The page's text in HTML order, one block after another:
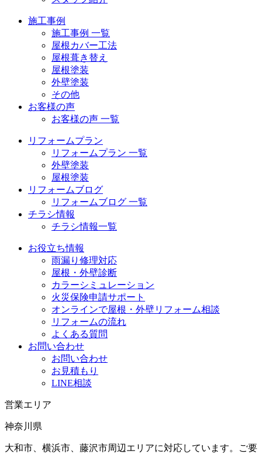
施工事例
施工事例 一覧
屋根カバー工法
屋根葺き替え
屋根塗装
外壁塗装
その他
お客様の声
お客様の声 一覧
リフォームプラン
リフォームプラン 一覧
外壁塗装
屋根塗装
リフォームブログ
リフォームブログ 一覧
チラシ情報
チラシ情報一覧
お役立ち情報
雨漏り修理対応
屋根・外壁診断
カラーシミュレーション
火災保険申請サポート
オンラインで屋根・外壁リフォーム相談
リフォームの流れ
よくある質問
お問い合わせ
お問い合わせ
お見積もり
LINE相談
営業エリア
神奈川県
大和市、横浜市、藤沢市周辺エリアに対応しています。ご要